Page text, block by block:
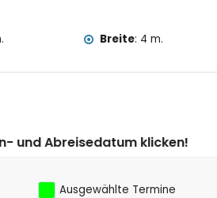
Unterkunft)
von 5 Kilometern von der Villa)
Breite: 4 m.
Ausgewählte Termine